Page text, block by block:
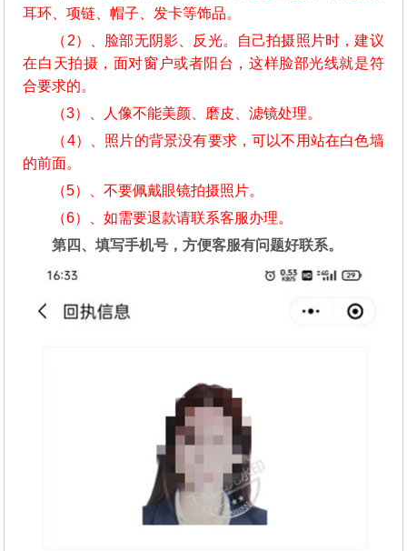
耳环、项链、帽子、发卡等饰品。
（2）、脸部无阴影、反光。自己拍摄照片时，建议
在白天拍摄，面对窗户或者阳台，这样脸部光线就是符
合要求的。
（3）、人像不能美颜、磨皮、滤镜处理。
（4）、照片的背景没有要求，可以不用站在白色墙
的前面。
（5）、不要佩戴眼镜拍摄照片。
（6）、如需要退款请联系客服办理。
第四、填写手机号，方便客服有问题好联系。